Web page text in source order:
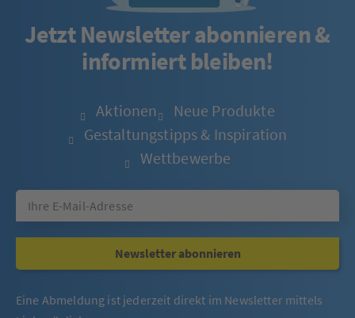
Jetzt Newsletter abonnieren &
informiert bleiben!
Aktionen
Neue Produkte
Gestaltungstipps & Inspiration
Wettbewerbe
Newsletter abonnieren
Eine Abmeldung ist jederzeit direkt im Newsletter mittels